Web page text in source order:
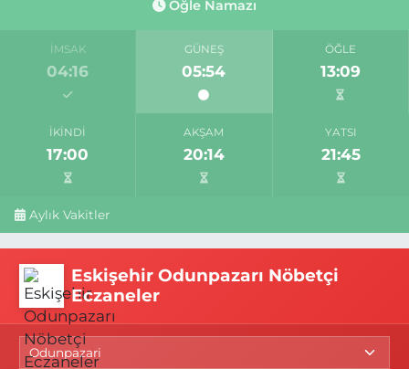
04:16 05:54 13:09
17:00 20:14 21:45
Eskişehir Odunpazarı Nöbetçi
Eczaneler